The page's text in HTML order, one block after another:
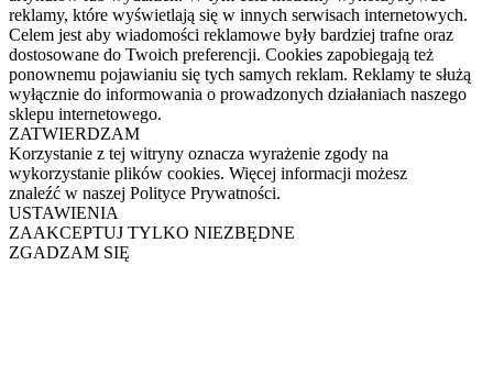
reklamy, które wyświetlają się w innych serwisach internetowych.
Celem jest aby wiadomości reklamowe były bardziej trafne oraz
dostosowane do Twoich preferencji. Cookies zapobiegają też
ponownemu pojawianiu się tych samych reklam. Reklamy te służą
wyłącznie do informowania o prowadzonych działaniach naszego
sklepu internetowego.
ZATWIERDZAM
Korzystanie z tej witryny oznacza wyrażenie zgody na
wykorzystanie plików cookies. Więcej informacji możesz
znaleźć w naszej Polityce Prywatności.
USTAWIENIA
ZAAKCEPTUJ TYLKO NIEZBĘDNE
ZGADZAM SIĘ